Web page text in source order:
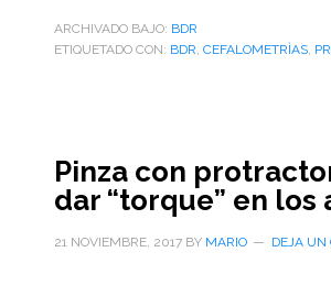
ARCHIVADO BAJO: BDR
ETIQUETADO CON: BDR, CEFALOMETRÌAS,
Pinza con
dar “torque” en los
21 NOVIEMBRE, 2017BY MARIO DEJA UN